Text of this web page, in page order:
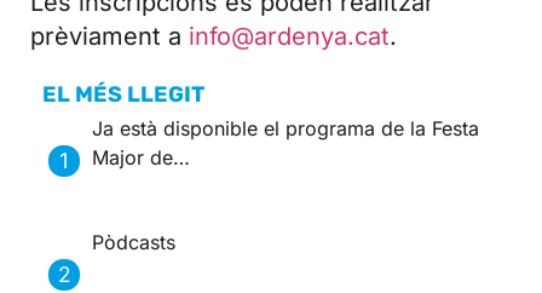
prèviament a info@ardenya.cat.
EL MÉS LLEGIT
Ja està disponible el programa de la Festa
Major de…
Pòdcasts